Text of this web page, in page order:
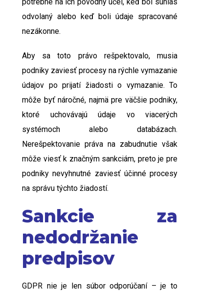
odvolaný alebo keď boli údaje spracované
nezákonne.
Aby sa toto právo rešpektovalo, musia
podniky zaviesť procesy na rýchle vymazanie
údajov po prijatí žiadosti o vymazanie. To
môže byť náročné, najmä pre väčšie podniky,
ktoré uchovávajú údaje vo viacerých
systémoch alebo databázach.
Nerešpektovanie práva na zabudnutie však
môže viesť k značným sankciám, preto je pre
podniky nevyhnutné zaviesť účinné procesy
na správu týchto žiadostí.
Sankcie za
nedodržanie
predpisov
GDPR nie je len súbor odporúčaní – je to